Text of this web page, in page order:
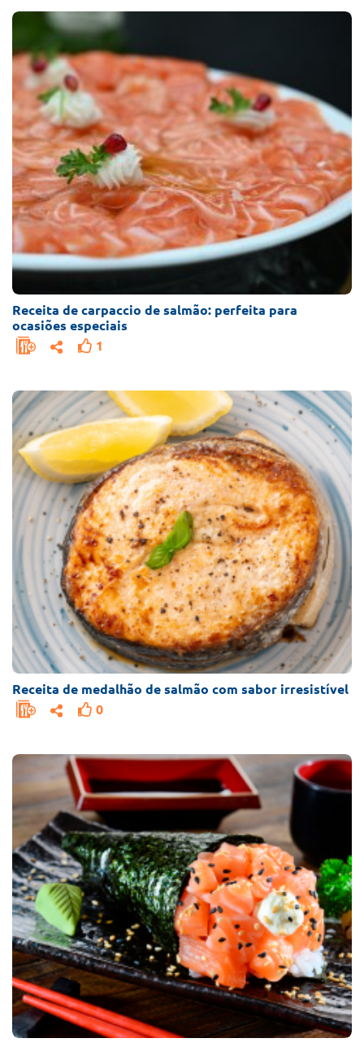
Receita de carpaccio de salmão: perfeita para
ocasiões especiais
1
Receita de medalhão de salmão com sabor irresistível
0